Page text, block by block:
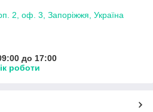
екстракти для
епідермісу.
пігментних плям, тоді Вам треба
(Біоактив юніверс). Це також
й наситити шкіру цінними
2, оф. 3, Запоріжжя, Україна
до 17:00
роботи